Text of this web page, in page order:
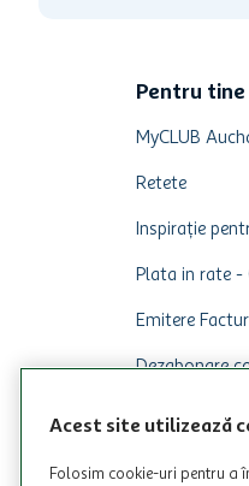
Pentru tine
MyCLUB
Retete
Inspirație
Plata in rate -
Emitere
Dezabonare
Acest site utilizează
Folosim cookie-uri pentru a